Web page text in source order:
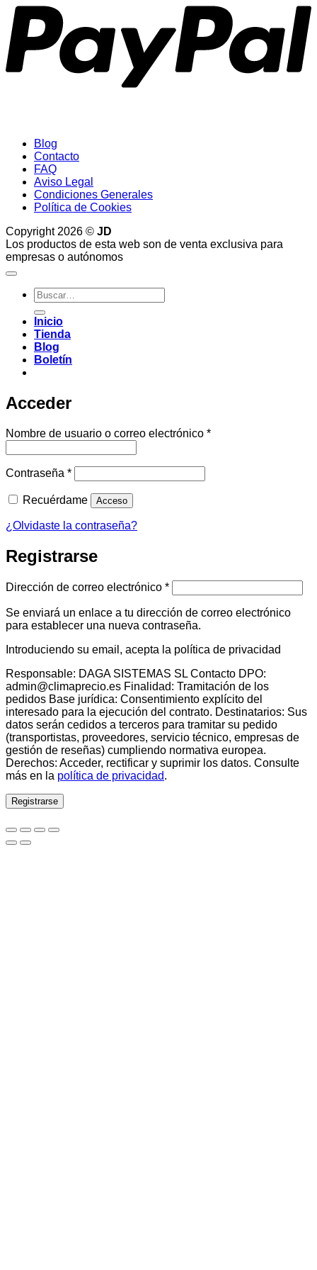
Blog
Contacto
FAQ
Aviso Legal
Condiciones Generales
Política de Cookies
Copyright 2026 © JD
Los productos de esta web son de venta exclusiva para
empresas o autónomos
Buscar
por:
Inicio
Tienda
Blog
Boletín
Acceder
Nombre de usuario o correo electrónico *Obligatorio
Contraseña *Obligatorio
Recuérdame Acceso
¿Olvidaste la contraseña?
Registrarse
Dirección de correo electrónico *Obligatorio
Se enviará un enlace a tu dirección de correo electrónico
para establecer una nueva contraseña.
Introduciendo su email, acepta la política de privacidad
Responsable: DAGA SISTEMAS SL Contacto DPO:
admin@climaprecio.es Finalidad: Tramitación de los
pedidos Base jurídica: Consentimiento explícito del
interesado para la ejecución del contrato. Destinatarios: Sus
datos serán cedidos a terceros para tramitar su pedido
(transportistas, proveedores, servicio técnico, empresas de
gestión de reseñas) cumpliendo normativa europea.
Derechos: Acceder, rectificar y suprimir los datos. Consulte
más en la política de privacidad.
Registrarse